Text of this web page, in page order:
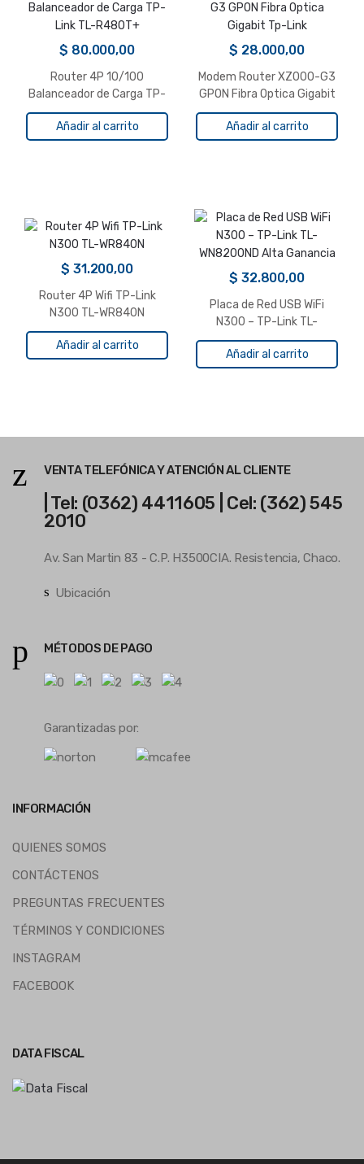
$ 80.000,00
Router 4P 10/100
Balanceador de Carga TP-
Link TL-R480T+
Añadir al carrito
$ 28.000,00
Modem Router XZ000-G3
GPON Fibra Optica Gigabit
Tp-Link
Añadir al carrito
$ 31.200,00
Router 4P Wifi TP-Link
N300 TL-WR840N
Añadir al carrito
$ 32.800,00
Placa de Red USB WiFi
N300 – TP-Link TL-
WN8200ND Alta Ganancia
Añadir al carrito
VENTA TELEFÓNICA Y ATENCIÓN AL CLIENTE
| Tel: (0362) 4411605 | Cel: (362) 545
2010
Av. San Martin 83 - C.P. H3500CIA. Resistencia, Chaco.
Ubicación
MÉTODOS DE PAGO
Garantizadas por:
INFORMACIÓN
QUIENES SOMOS
CONTÁCTENOS
PREGUNTAS FRECUENTES
TÉRMINOS Y CONDICIONES
INSTAGRAM
FACEBOOK
DATA FISCAL